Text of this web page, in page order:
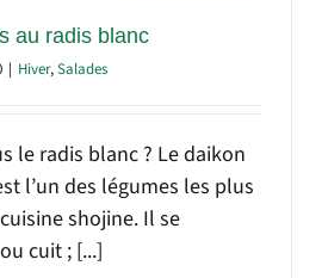
au radis blanc
| Hiver,Salades
le radis blanc ? Le daikon
l’un des légumes les plus
shojine. Il se
cuit ; [...]